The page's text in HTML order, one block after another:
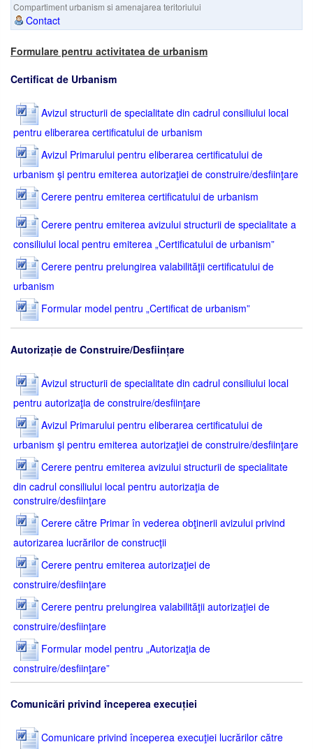
Compartiment urbanism si amenajarea teritoriului
Contact
Formulare pentru activitatea de urbanism
Certificat de Urbanism
Avizul structurii de specialitate din cadrul consiliului local
pentru eliberarea certificatului de urbanism
Avizul Primarului pentru eliberarea certificatului de
urbanism şi pentru emiterea autorizaţiei de construire/desfiinţare
Cerere pentru emiterea certificatului de urbanism
Cerere pentru emiterea avizului structurii de specialitate a
consiliului local pentru emiterea „Certificatului de urbanism”
Cerere pentru prelungirea valabilităţii certificatului de
urbanism
Formular model pentru „Certificat de urbanism”
Autorizație de Construire/Desființare
Avizul structurii de specialitate din cadrul consiliului local
pentru autorizaţia de construire/desfiinţare
Avizul Primarului pentru eliberarea certificatului de
urbanism şi pentru emiterea autorizaţiei de construire/desfiinţare
Cerere pentru emiterea avizului structurii de specialitate
din cadrul consiliului local pentru autorizaţia de
construire/desfiinţare
Cerere către Primar în vederea obţinerii avizului privind
autorizarea lucrărilor de construcţii
Cerere pentru emiterea autorizaţiei de
construire/desfiinţare
Cerere pentru prelungirea valabilităţii autorizaţiei de
construire/desfiinţare
Formular model pentru „Autorizaţia de
construire/desfiinţare”
Comunicări privind începerea execuției
Comunicare privind începerea execuţiei lucrărilor către